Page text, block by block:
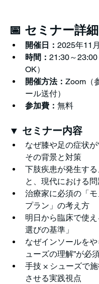
📅 セミナー詳細
開催日： 2025年11
時間： 21:30～
OK）
開催方法： Zoom（
ール送付）
参加費： 無料
▼ セミナー内容
なぜ膝や足の症状
その背景と対策
下肢疾患が発生す
と、現代における
治療家に必須の「モ
プラン」の考え方
明日から臨床で使
選びの基準」
なぜインソールをや
ューズの理解”が必
手技 × シューズで
させる実践視点